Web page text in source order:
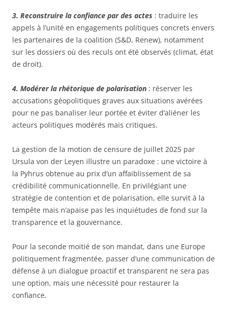
3. Reconstruire la confiance par des actes : traduire les
appels à l’unité en engagements politiques concrets envers
les partenaires de la coalition (S&D, Renew), notamment
sur les dossiers où des reculs ont été observés (climat, état
de droit).
4. Modérer la rhétorique de polarisation : réserver les
accusations géopolitiques graves aux situations avérées
pour ne pas banaliser leur portée et éviter d’aliéner les
acteurs politiques modérés mais critiques.
La gestion de la motion de censure de juillet 2025 par
Ursula von der Leyen illustre un paradoxe : une victoire à
la Pyhrus obtenue au prix d’un affaiblissement de sa
crédibilité communicationnelle. En privilégiant une
stratégie de contention et de polarisation, elle survit à la
tempête mais n’apaise pas les inquiétudes de fond sur la
transparence et la gouvernance.
Pour la seconde moitié de son mandat, dans une Europe
politiquement fragmentée, passer d’une communication de
défense à un dialogue proactif et transparent ne sera pas
une option, mais une nécessité pour restaurer la
confiance.